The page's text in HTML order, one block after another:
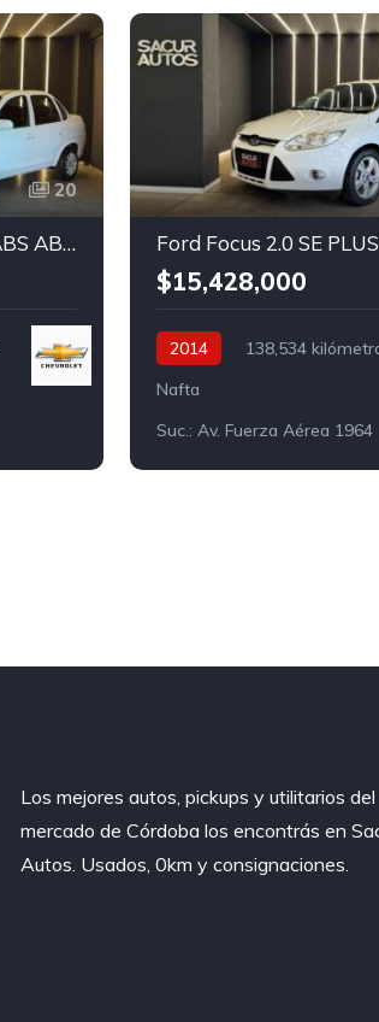
20
Chevrolet Classic 1.4 LS ABS AB 2015 Ford Focus 2.0 SE
$15,428,000
2014
138,534
Nafta
Suc.: Av. Fuerza Aérea 1964
Los mejores autos, pickups y utilitarios del
mercado de Córdoba los encontrás en
Autos. Usados, 0km y consignaciones.